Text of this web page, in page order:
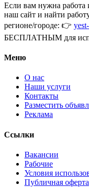
Если вам нужна работа
наш сайт и найти
регионе/городе: 👉
БЕСПЛАТНЫМ для
Меню
О нас
Наши услуги
Контакты
Разместить
Реклама
Ссылки
Вакансии
Рабочие
Условия
Публичная оферта